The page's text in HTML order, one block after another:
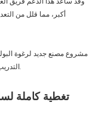
أكبر، مما قلل من
التدريب التقني لفريق العملاء الروسي.